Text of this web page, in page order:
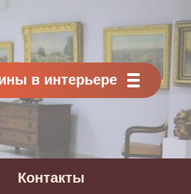
в интерьере
Контакты